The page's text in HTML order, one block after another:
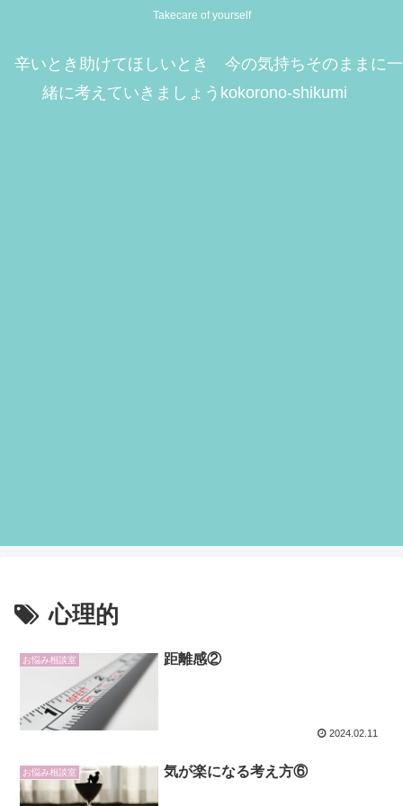
Takecare of yourself
辛いとき助けてほしいとき 今の気持ちそのままに一
緒に考えていきましょうkokorono-shikumi
心理的
お悩み相談室 距離感②
2024.02.11
お悩み相談室 気が楽になる考え方⑥